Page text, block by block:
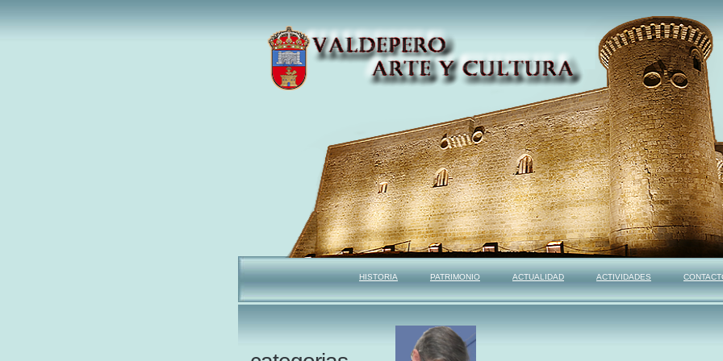
HISTORIA PATRIMONIO ACTUALIDAD ACTIVIDADES